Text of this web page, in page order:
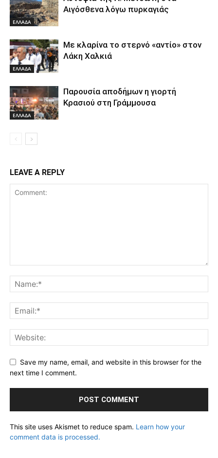
ΕΛΛΑΔΑ
Αιγόσθενα λόγω πυρκαγιάς
ΕΛΛΑΔΑ
Με κλαρίνα το στερνό «αντίο» στον
Λάκη Χαλκιά
ΕΛΛΑΔΑ
Παρουσία αποδήμων η γιορτή
Κρασιού στη Γράμμουσα
LEAVE A REPLY
Save my name, email, and website in this browser for the
next time I comment.
This site uses Akismet to reduce spam. Learn how your
comment data is processed.